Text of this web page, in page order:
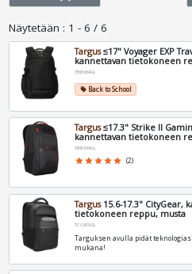
Näytetään : 1 - 6 / 6
Targus≤17" Voyager EXP
kannettavan tietokoneen
TBB664GL
local_offerBack to School
Targus≤17.3" Strike II
kannettavan tietokoneen
TBB639GL
star star star star star (2)
Targus15.6-17.3" CityGear,
tietokoneen reppu, musta
TCG670GL
Targuksen avulla pidät
mukana!